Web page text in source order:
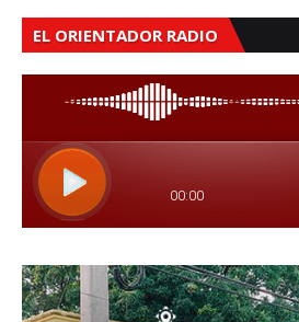
EL ORIENTADOR RADIO